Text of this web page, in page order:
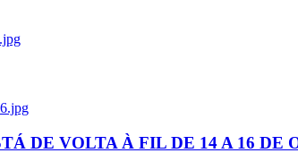
DE VOLTA À FIL DE 14 A 16 DE